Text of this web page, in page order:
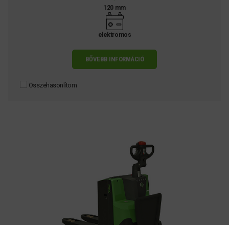
120 mm
elektromos
BŐVEBB INFORMÁCIÓ
Összehasonlítom